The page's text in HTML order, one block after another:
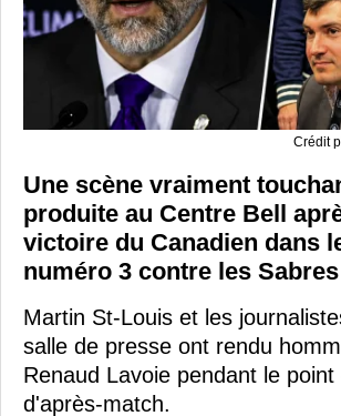
Crédit
Une scène vraiment
produite au Centre Bell
victoire du Canadien dans
numéro 3 contre les
Martin St-Louis et les
salle de presse ont rendu
Renaud Lavoie pendant le
d'après-match.